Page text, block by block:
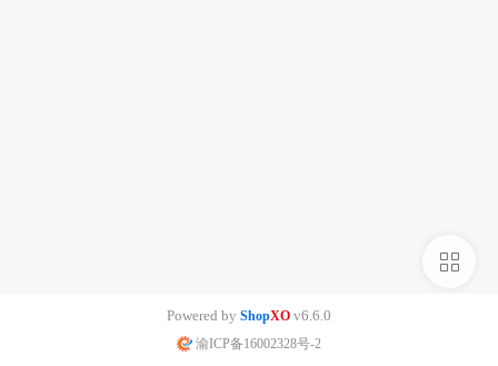
Powered by ShopXO v6.6.0
渝ICP备16002328号-2